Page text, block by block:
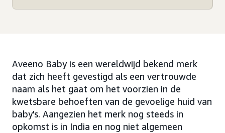
Aveeno Baby is een wereldwijd bekend merk
dat zich heeft gevestigd als een vertrouwde
naam als het gaat om het voorzien in de
kwetsbare behoeften van de gevoelige huid van
baby's. Aangezien het merk nog steeds in
opkomst is in India en nog niet algemeen